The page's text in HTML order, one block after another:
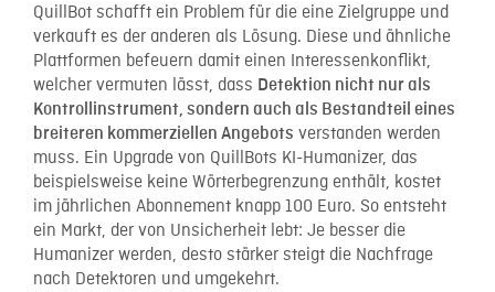
QuillBot schafft ein Problem für die eine Zielgruppe und
verkauft es der anderen als Lösung. Diese und ähnliche
Plattformen befeuern damit einen Interessenkonflikt,
welcher vermuten lässt, dass Detektion nicht nur als
Kontrollinstrument, sondern auch als Bestandteil eines
breiteren kommerziellen Angebots verstanden werden
muss. Ein Upgrade von QuillBots KI-Humanizer, das
beispielsweise keine Wörterbegrenzung enthält, kostet
im jährlichen Abonnement knapp 100 Euro. So entsteht
ein Markt, der von Unsicherheit lebt: Je besser die
Humanizer werden, desto stärker steigt die Nachfrage
nach Detektoren und umgekehrt.